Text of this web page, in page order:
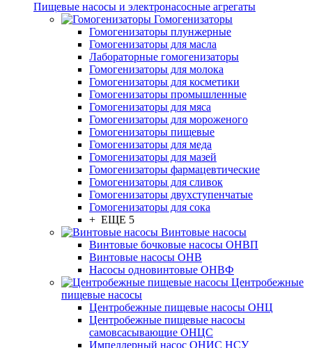
Пищевые насосы и электронасосные агрегаты
Гомогенизаторы
Гомогенизаторы плунжерные
Гомогенизаторы для масла
Лабораторные гомогенизаторы
Гомогенизаторы для молока
Гомогенизаторы для косметики
Гомогенизаторы промышленные
Гомогенизаторы для мяса
Гомогенизаторы для мороженого
Гомогенизаторы пищевые
Гомогенизаторы для меда
Гомогенизаторы для мазей
Гомогенизаторы фармацевтические
Гомогенизаторы для сливок
Гомогенизаторы двухступенчатые
Гомогенизаторы для сока
+ ЕЩЕ 5
Винтовые насосы
Винтовые бочковые насосы ОНВП
Винтовые насосы ОНВ
Насосы одновинтовые ОНВФ
Центробежные
пищевые насосы
Центробежные пищевые насосы ОНЦ
Центробежные пищевые насосы
самовсасывающие ОНЦС
Импеллерный насос ОНИС НСУ